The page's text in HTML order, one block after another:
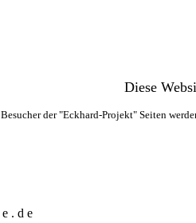
Diese
Besucher der "Eckhard-Projekt" Seiten